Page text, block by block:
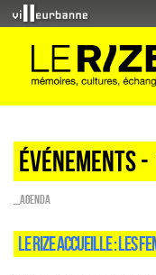
Événements
_Agenda
LE RIZE ACCUEILLE : LES